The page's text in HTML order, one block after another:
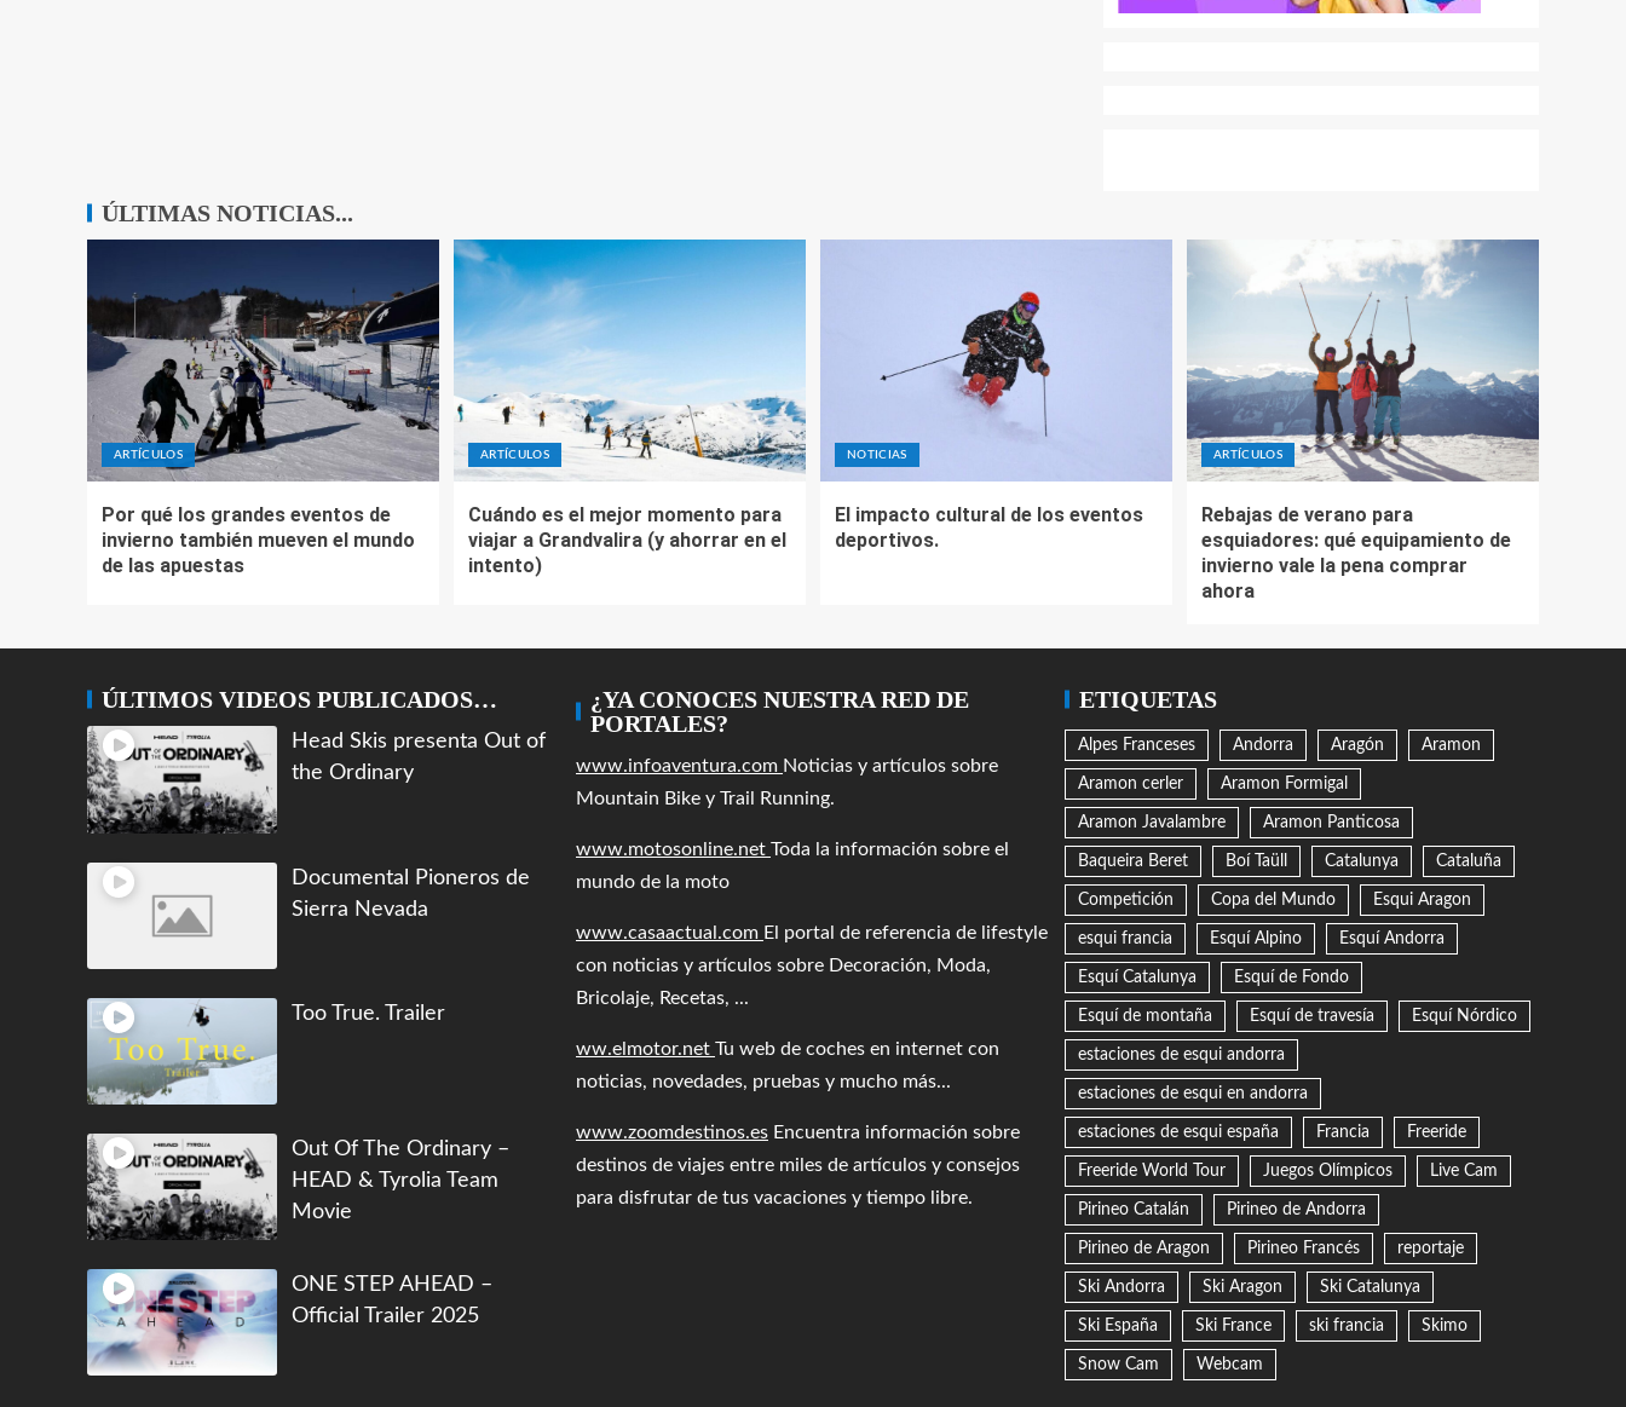
ÚLTIMAS NOTICIAS...
ARTÍCULOS
Por qué los grandes eventos de
invierno también mueven el mundo
de las apuestas
ARTÍCULOS
Cuándo es el mejor momento para
viajar a Grandvalira (y ahorrar en el
intento)
NOTICIAS
El impacto cultural de los eventos
deportivos.
ARTÍCULOS
Rebajas de verano para
esquiadores: qué equipamiento de
invierno vale la pena comprar
ahora
ÚLTIMOS VIDEOS PUBLICADOS…
Head Skis presenta Out of
the Ordinary
Documental Pioneros de
Sierra Nevada
Too True. Trailer
Out Of The Ordinary –
HEAD & Tyrolia Team
Movie
ONE STEP AHEAD –
Official Trailer 2025
¿YA CONOCES NUESTRA RED DE
PORTALES?
www.infoaventura.com Noticias y artículos sobre
Mountain Bike y Trail Running.
www.motosonline.net Toda la información sobre el
mundo de la moto
www.casaactual.com El portal de referencia de lifestyle
con noticias y artículos sobre Decoración, Moda,
Bricolaje, Recetas, ...
ww.elmotor.net Tu web de coches en internet con
noticias, novedades, pruebas y mucho más...
www.zoomdestinos.es Encuentra información sobre
destinos de viajes entre miles de artículos y consejos
para disfrutar de tus vacaciones y tiempo libre.
ETIQUETAS
Alpes Franceses Andorra Aragón Aramon
Aramon cerler Aramon Formigal
Aramon Javalambre Aramon Panticosa
Baqueira Beret Boí Taüll Catalunya Cataluña
Competición Copa del Mundo Esqui Aragon
esqui francia Esquí Alpino Esquí Andorra
Esquí Catalunya Esquí de Fondo
Esquí de montaña Esquí de travesía Esquí Nórdico
estaciones de esqui andorra
estaciones de esqui en andorra
estaciones de esqui españa Francia Freeride
Freeride World Tour Juegos Olímpicos Live Cam
Pirineo Catalán Pirineo de Andorra
Pirineo de Aragon Pirineo Francés reportaje
Ski Andorra Ski Aragon Ski Catalunya
Ski España Ski France ski francia Skimo
Snow Cam Webcam